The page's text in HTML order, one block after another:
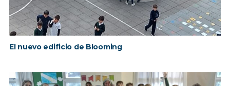
El nuevo edificio de Blooming